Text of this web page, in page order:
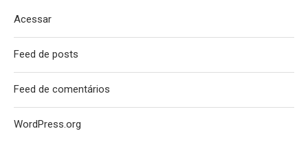
Acessar
Feed de posts
Feed de comentários
WordPress.org